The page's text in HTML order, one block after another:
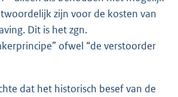
zijn voor de kosten van
Dit is het zgn.
ofwel “de verstoorder
dat het historisch besef van de